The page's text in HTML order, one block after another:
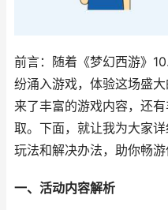
前言：随着《梦幻西游》
纷涌入游戏，体验这场盛
来了丰富的游戏内容，还
取。下面，就让我为大家详
玩法和解决办法，助你畅游
一、活动内容解析